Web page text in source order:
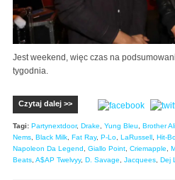
Jest weekend, więc czas na
tygodnia.
Czytaj dalej >>
Tagi: Partynextdoor, Drake Yung Bleu Brother Ali
Nems Black Milk Fat Ray, P-Lo LaRussell Hit-
Napoleon Da Legend
Giallo Point Criemapple
Beats A$AP Twelvyy, D. Savage Jacquees Dej